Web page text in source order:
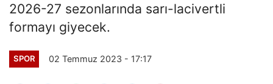
2026-27 sezonlarında sarı-lacivertli
formayı giyecek.
SPOR 02 Temmuz 2023 - 17:17